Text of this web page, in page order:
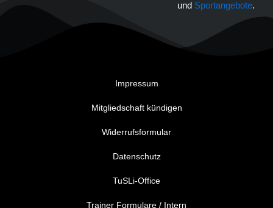
und Sportangebote.
Impressum
Mitgliedschaft kündigen
Widerrufsformular
Datenschutz
TuSLi-Office
Trainer Formulare / Intern